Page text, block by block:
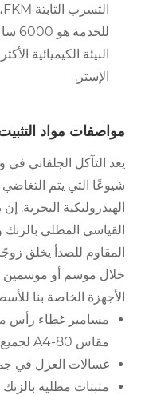
البيئة الكيميائية
الإستر.
مواصفات مواد
يعد التآكل الجلفاني في
شيوعًا التي يتم
الهيدروليكية البحرية.
القياسي المطلي
المقاوم للصدأ يخلق
خلال موسم أو موسمين
الأجهزة الخاصة بنا
مسامير غطاء رأس
مقاس A4-80 لجميع أدوات التثبيت الخارجية
غسالات العزل في
مثبتات مطلية بالزنك